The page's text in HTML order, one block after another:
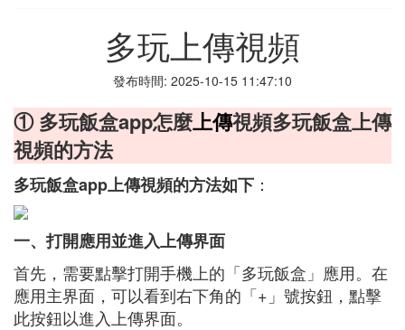
多玩上傳視頻
發布時間: 2025-10-15 11:47:10
① 多玩飯盒app怎麼上傳視頻多玩飯盒上傳
視頻的方法
多玩飯盒app上傳視頻的方法如下 ：
一、打開應用並進入上傳界面
首先，需要點擊打開手機上的「多玩飯盒」應用。在
應用主界面，可以看到右下角的「+」號按鈕，點擊
此按鈕以進入上傳界面。